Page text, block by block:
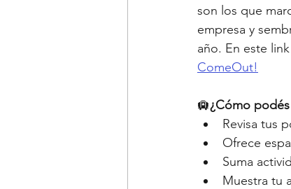
son los que
empresa y
año. En este
ComeOut!
🛄¿Cómo
Revisa tus
Ofrece
Suma
Muestra tu